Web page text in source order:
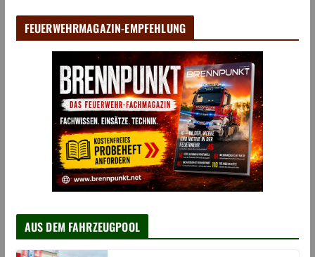
FEUERWEHRMAGAZIN-EMPFEHLUNG
AUS DEM FAHRZEUGPOOL